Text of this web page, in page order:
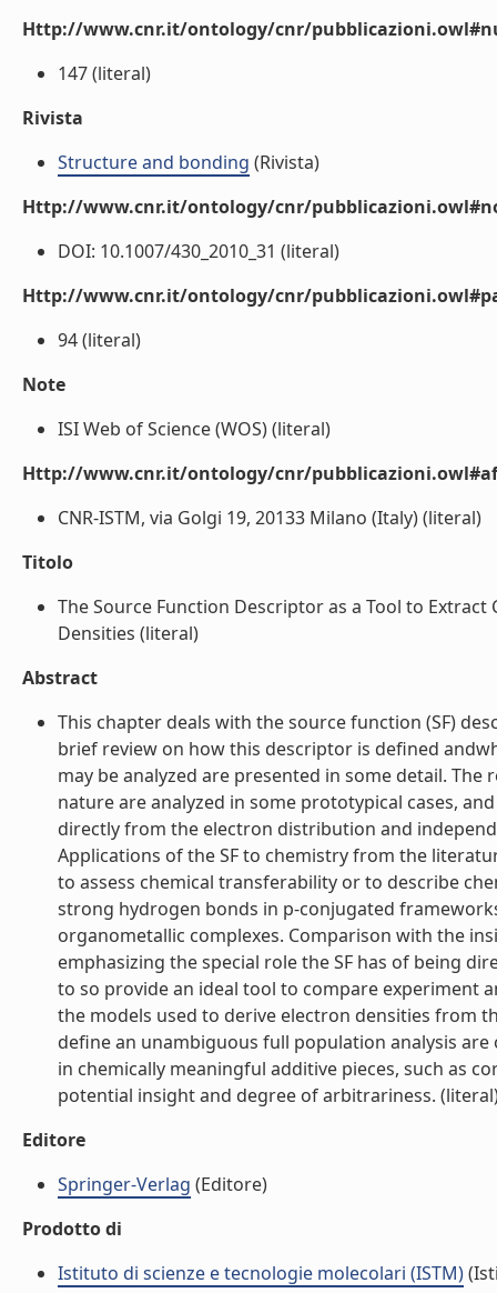
Http://www.cnr.it/ontology/cnr/
147 (literal)
Rivista
Structure and bonding (Rivista)
Http://www.cnr.it/ontology/cnr/
DOI: 10.1007/430_2010_31 (literal)
Http://www.cnr.it/ontology/cnr/
94 (literal)
Note
ISI Web of Science (WOS) (literal)
Http://www.cnr.it/ontology/cnr/
CNR-ISTM, via Golgi 19, 20133 Milano (Italy) (literal)
Titolo
The Source Function Descriptor as a Tool to
Densities (literal)
Abstract
This chapter deals with the source function (SF)
brief review on how this descriptor is defined
may be analyzed are presented in some detail.
nature are analyzed in some prototypical cases,
directly from the electron distribution and
Applications of the SF to chemistry from the
to assess chemical transferability or to describe
strong hydrogen bonds in p-conjugated
organometallic complexes. Comparison with the
emphasizing the special role the SF has of being
to so provide an ideal tool to compare experiment
the models used to derive electron densities from
define an unambiguous full population analysis
in chemically meaningful additive pieces, such as
potential insight and degree of arbitrariness.
Editore
Springer-Verlag (Editore)
Prodotto di
Istituto di scienze e tecnologie molecolari (ISTM)